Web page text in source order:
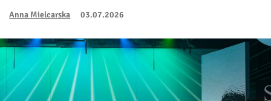
Anna Mielcarska 03.07.2026